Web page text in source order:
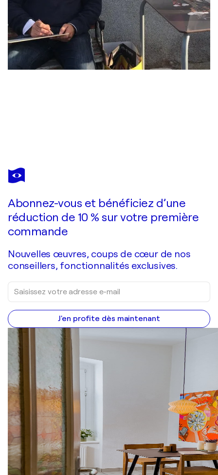
OSCAR VEGA
FANS
Abonnez-vous et bénéficiez d’une
réduction de 10 % sur votre première
commande
Nouvelles œuvres, coups de cœur de nos
conseillers, fonctionnalités exclusives.
J'en profite dès maintenant